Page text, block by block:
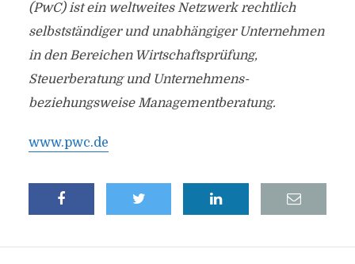
(PwC) ist ein weltweites Netzwerk rechtlich
selbstständiger und unabhängiger Unternehmen
in den Bereichen Wirtschaftsprüfung,
Steuerberatung und Unternehmens-
beziehungsweise Managementberatung.
www.pwc.de